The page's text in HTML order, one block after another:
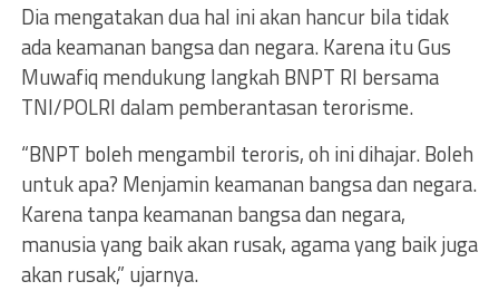
Dia mengatakan dua hal ini akan hancur bila tidak
ada keamanan bangsa dan negara. Karena itu Gus
Muwafiq mendukung langkah BNPT RI bersama
TNI/POLRI dalam pemberantasan terorisme.
“BNPT boleh mengambil teroris, oh ini dihajar. Boleh
untuk apa? Menjamin keamanan bangsa dan negara.
Karena tanpa keamanan bangsa dan negara,
manusia yang baik akan rusak, agama yang baik juga
akan rusak,” ujarnya.